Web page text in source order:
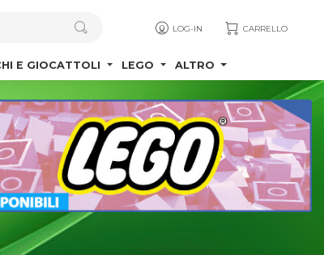
LOG-IN CARRELLO
E GIOCATTOLI LEGO ALTRO